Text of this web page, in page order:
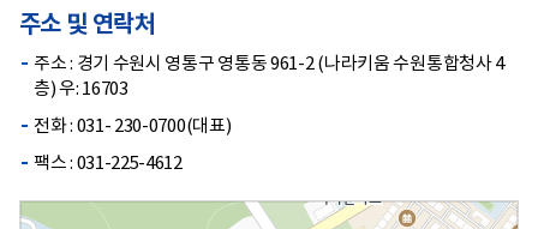
주소 및 연락처
주소 : 경기 수원시 영통구 영통동 961-2 (나라키움 수원통합청사 4
층) 우: 16703
전화 : 031- 230-0700(대표)
팩스 : 031-225-4612